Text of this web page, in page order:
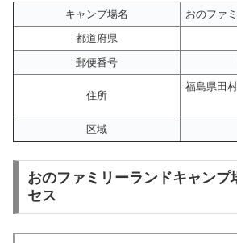
キャンプ場名
おのファ
都道府県
郵便番号
住所
福島県田
区域
おのファミリーランドキャンプ
セス